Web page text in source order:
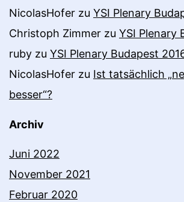
NicolasHofer zu YSI Plenary
Christoph Zimmer zu YSI Plenary
ruby zu YSI Plenary Budapest
NicolasHofer zu Ist tatsächlich
besser“?
Archiv
Juni 2022
November 2021
Februar 2020